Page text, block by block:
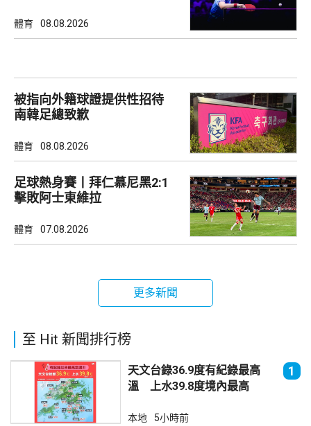
體育 08.08.2026
被指向外籍球證提供性招待
南韓足總致歉
體育 08.08.2026
足球熱身賽丨拜仁慕尼黑2:1
擊敗阿士東維拉
體育 07.08.2026
更多新聞
至 Hit 新聞排行榜
天文台錄36.9度有紀錄最高
溫 上水39.8度境內最高
1
本地 5小時前